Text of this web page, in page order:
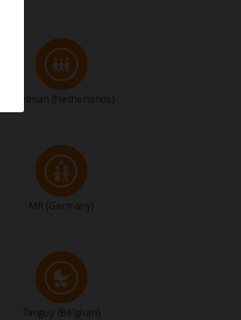
Poelman (Netherlands)
MR (Germany)
Tanguy (Belgium)